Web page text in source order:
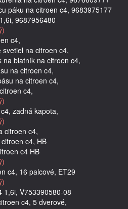
páku na citroen c4, 9683975177
9687956480
c4,
na citroen c4,
na blatník na citroen c4,
na citroen c4,
na citroen c4,
c4,
zadná kapota,
citroen c4,
c4, HB
c4 HB
c4, 16 palcové, ET29
1,6i, V753390580-08
c4, 5 dverové,